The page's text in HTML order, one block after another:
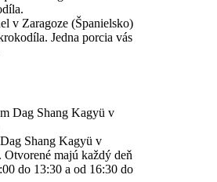
v Zaragoze (Španielsko)
Jedna porcia vás
Shang Kagyü v
majú každý deň
do 13:30 a od 16:30 do